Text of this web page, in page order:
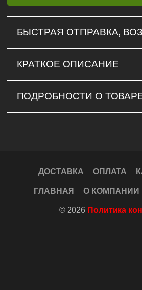
БЫСТРАЯ ОТПРАВКА,
КРАТКОЕ ОПИСАНИЕ
ПОДРОБНОСТИ О
ДОСТАВКА ОПЛАТА
ГЛАВНАЯ О КОМПАНИИ
© 2026 Политика